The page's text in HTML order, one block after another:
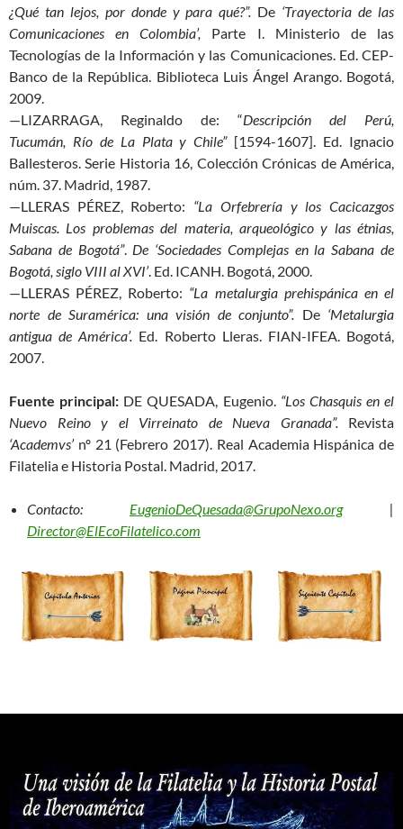
¿Qué tan lejos, por donde y para qué?”. De ‘Trayectoria de las
Comunicaciones en Colombia’, Parte I. Ministerio de las
Tecnologías de la Información y las Comunicaciones. Ed. CEP-
Banco de la República. Biblioteca Luis Ángel Arango. Bogotá,
2009.
—LIZARRAGA, Reginaldo de: “Descripción del Perú,
Tucumán, Río de La Plata y Chile” [1594-1607]. Ed. Ignacio
Ballesteros. Serie Historia 16, Colección Crónicas de América,
núm. 37. Madrid, 1987.
—LLERAS PÉREZ, Roberto: “La Orfebrería y los Cacicazgos
Muiscas. Los problemas del materia, arqueológico y las étnias,
Sabana de Bogotá”. De ‘Sociedades Complejas en la Sabana de
Bogotá, siglo VIII al XVI’. Ed. ICANH. Bogotá, 2000.
—LLERAS PÉREZ, Roberto: “La metalurgia prehispánica en el
norte de Suramérica: una visión de conjunto”. De ‘Metalurgia
antigua de América’. Ed. Roberto Lleras. FIAN-IFEA. Bogotá,
2007.
Fuente principal: DE QUESADA, Eugenio. “Los Chasquis en el
Nuevo Reino y el Virreinato de Nueva Granada”. Revista
‘Academvs’nº 21 (Febrero 2017). Real Academia Hispánica de
Filatelia e Historia Postal. Madrid, 2017.
Contacto: EugenioDeQuesada@GrupoNexo.org|
Director@ElEcoFilatelico.com